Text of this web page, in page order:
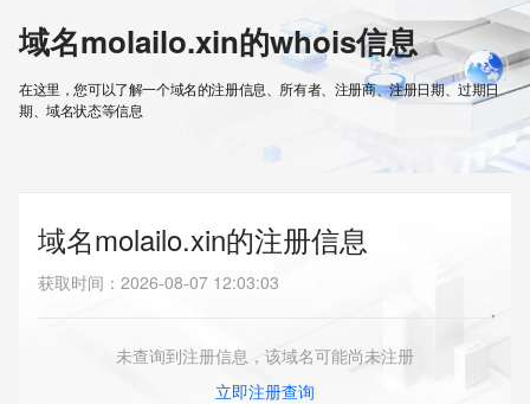
域名molailo.xin的whois信息
在这里，您可以了解一个域名的注册信息、所有者、注册商、注册日期、过期日
期、域名状态等信息
域名molailo.xin的注册信息
获取时间 ： 2026-08-07 12:03:03
未查询到注册信息，该域名可能尚未注册
立即注册查询